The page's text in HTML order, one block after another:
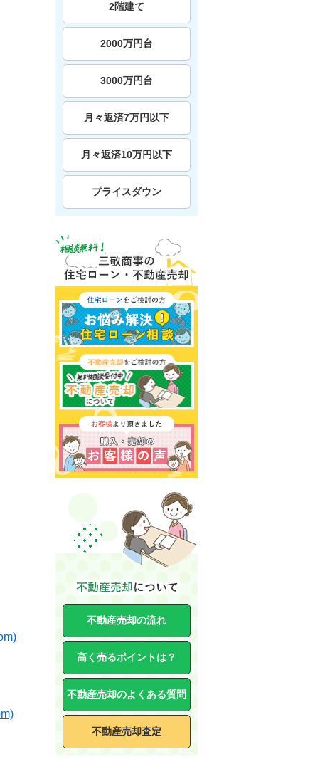
2階建て
2000万円台
3000万円台
月々返済7万円以下
月々返済10万円以下
プライスダウン
不動産売却の流れ
高く売るポイントは？
不動産売却のよくある質問
不動産売却査定